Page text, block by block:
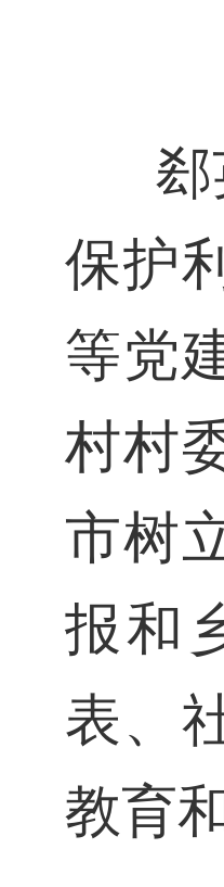
保护
等党
村村
市树
报和
表、
教育